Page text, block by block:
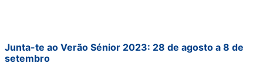
Junta-te ao Verão Sénior 2023: 28 de agosto a 8 de
setembro